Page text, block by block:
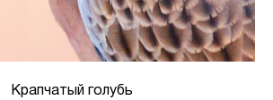
Крапчатый голубь